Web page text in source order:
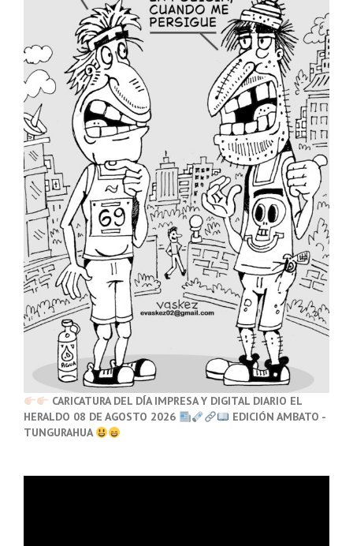
CARICATURA DEL DÍA IMPRESA Y DIGITAL DIARIO EL
HERALDO 08 DE AGOSTO 2026
EDICIÓN AMBATO -
TUNGURAHUA